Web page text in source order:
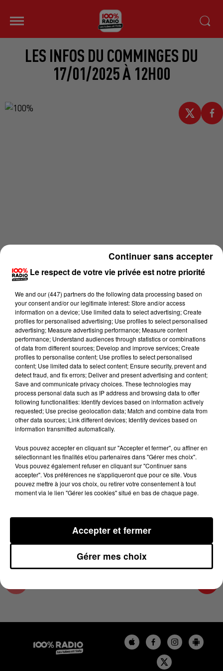
LES INFOS DU COMMINGES DU
17/01/2025 À 12H00
Lecture (2 min 14 sec)
100%
100% Radio les infos du Comminges
17 janvier 2025 - 2 min 14 sec
LES INFOS DU COMMINGES DU 17/01/2025 À
12H00
Podcast infos du Comminges
Le respect de votre vie privée est notre priorité
We and our (447) partnersdo the following data processing based on
your consent and/or our legitimate interest: Store and/or access
information on a device; Use limited data to select advertising; Create
profiles for personalised advertising; Use profiles to select personalised
advertising; Measure advertising performance; Measure content
performance; Understand audiences through statistics or combinations
of data from different sources; Develop and improve services; Create
profiles to personalise content; Use profiles to select personalised
content; Use limited data to select content; Ensure security, prevent and
detect fraud, and fix errors; Deliver and present advertising and content;
Save and communicate privacy choices. These technologies may
process personal data such as IP address and browsing data to offer
following functionalities: Identify devices based on information actively
requested; Use precise geolocation data; Match and combine data from
other data sources; Link different devices; Identify devices based on
information transmitted automatically.
Vous pouvez accepter en cliquant sur "Accepter et fermer", ou affiner en
sélectionnant les finalités et/ou partenaires dans "Gérer mes choix".
Vous pouvez également refuser en cliquant sur "Continuer sans
accepter". Vos préférences ne s'appliqueront que pour ce site. Vous
pouvez mettre à jour vos choix, ou retirer votre consentement à tout
moment via le lien "Gérer les cookies" situé en bas de chaque page.
Gérer mes choix
Accepter et fermer
Continuer sans accepter